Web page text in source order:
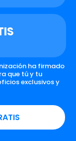
ha firmado
que tú y tu
exclusivos y